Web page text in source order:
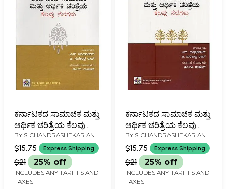
ಕರ್ನಾಟಕದ ಸಾಮಾಜಿಕ ಮತ್ತು
ಆರ್ಥಿಕ ಚರಿತ್ರೆಯ ಕೆಲವು
ನೆಲೆಗಳು- Karnatakadha
Samajika Mathu
Arthika Charithreya
Kelavu Nelegalu:
Volume-11 in Kannada
BY S. CHANDRASHEKAR AND
B. SURENDRA RAO
$15.75 Express Shipping
$21 25% off
INCLUDES ANY TARIFFS AND
TAXES
ಕರ್ನಾಟಕದ ಸಾಮಾಜಿಕ ಮತ್ತು
ಆರ್ಥಿಕ ಚರಿತ್ರೆಯ ಕೆಲವು
ನೆಲೆಗಳು- Karnatakadha
Samajika Mathu
Arthika Charithreya
Kelavu Nelegalu:
Volume-3 in Kannada
BY S. CHANDRASHEKAR AND
B. SURENDRA RAO
$15.75 Express Shipping
$21 25% off
INCLUDES ANY TARIFFS AND
TAXES